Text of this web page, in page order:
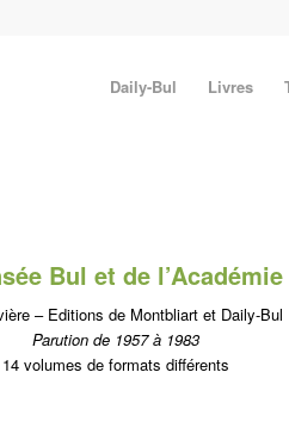
Daily-Bul Livres
Bul et de
– Editions de Montbliart et Daily-Bul
Parution de 1957 à 1983
14 volumes de formats différents